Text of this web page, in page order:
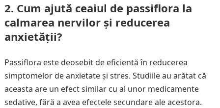
2. Cum ajută ceaiul de passiflora la
calmarea nervilor și reducerea
anxietății?
Passiflora este deosebit de eficientă în reducerea
simptomelor de anxietate și stres. Studiile au arătat că
aceasta are un efect similar cu al unor medicamente
sedative, fără a avea efectele secundare ale acestora.